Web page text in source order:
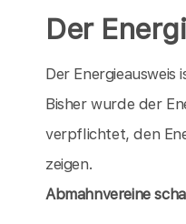
Der
Der
Bisher wurde der
verpflichtet, den
zeigen.
Abmahnvereine